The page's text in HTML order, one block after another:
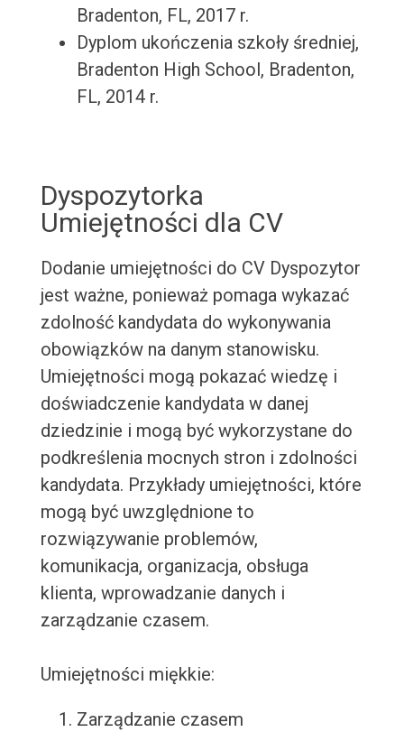
Bradenton, FL, 2017 r.
Dyplom ukończenia szkoły średniej,
Bradenton High School, Bradenton,
FL, 2014 r.
Dyspozytorka
Umiejętności dla CV
Dodanie umiejętności do CV Dyspozytor
jest ważne, ponieważ pomaga wykazać
zdolność kandydata do wykonywania
obowiązków na danym stanowisku.
Umiejętności mogą pokazać wiedzę i
doświadczenie kandydata w danej
dziedzinie i mogą być wykorzystane do
podkreślenia mocnych stron i zdolności
kandydata. Przykłady umiejętności, które
mogą być uwzględnione to
rozwiązywanie problemów,
komunikacja, organizacja, obsługa
klienta, wprowadzanie danych i
zarządzanie czasem.
Umiejętności miękkie:
Zarządzanie czasem